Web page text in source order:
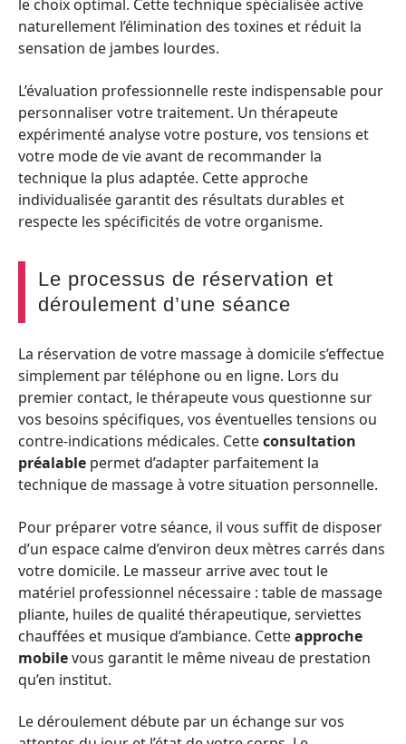
le choix optimal. Cette technique spécialisée active
naturellement l’élimination des toxines et réduit la
sensation de jambes lourdes.
L’évaluation professionnelle reste indispensable pour
personnaliser votre traitement. Un thérapeute
expérimenté analyse votre posture, vos tensions et
votre mode de vie avant de recommander la
technique la plus adaptée. Cette approche
individualisée garantit des résultats durables et
respecte les spécificités de votre organisme.
Le processus de réservation et
déroulement d’une séance
La réservation de votre massage à domicile s’effectue
simplement par téléphone ou en ligne. Lors du
premier contact, le thérapeute vous questionne sur
vos besoins spécifiques, vos éventuelles tensions ou
contre-indications médicales. Cetteconsultation
préalable permet d’adapter parfaitement la
technique de massage à votre situation personnelle.
Pour préparer votre séance, il vous suffit de disposer
d’un espace calme d’environ deux mètres carrés dans
votre domicile. Le masseur arrive avec tout le
matériel professionnel nécessaire : table de massage
pliante, huiles de qualité thérapeutique, serviettes
chauffées et musique d’ambiance. Cetteapproche
mobilevous garantit le même niveau de prestation
qu’en institut.
Le déroulement débute par un échange sur vos